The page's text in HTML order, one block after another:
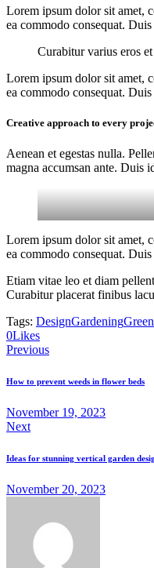
Lorem ipsum dolor sit amet,
ea commodo consequat.
Curabitur varius eros
Lorem ipsum dolor sit amet,
ea commodo consequat.
Creative approach to every
Aenean et egestas nulla.
magna accumsan ante. Duis
Lorem ipsum dolor sit amet,
ea commodo consequat.
Etiam vitae leo et diam
Curabitur placerat finibus
Tags: DesignGardeningGreen
0LikesCopy
URL
clipboard
Post
navigation
Previous
How to prevent weeds in flower beds
November 19, 2023
Next
Ideas for stunning vertical garden
November 20, 2023